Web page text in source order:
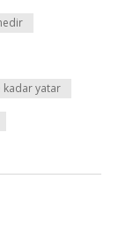
kadar yatar